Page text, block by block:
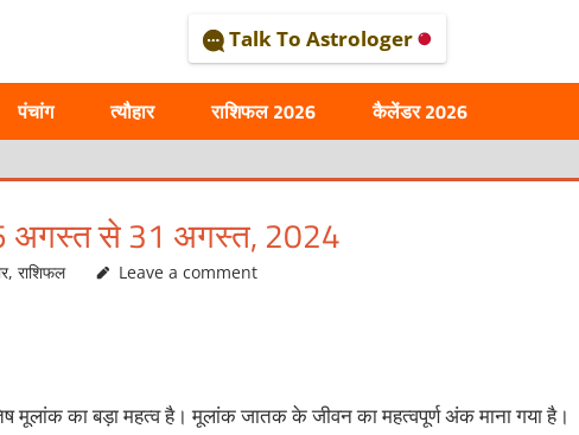
Talk To Astrologer
पंचांग त्यौहार राशिफल 2026 कैलेंडर 2026
अगस्त से 31 अगस्त, 2024
,राशिफल Leave a comment
मूलांक का बड़ा महत्व है। मूलांक जातक के जीवन का महत्वपूर्ण अंक माना गया है।